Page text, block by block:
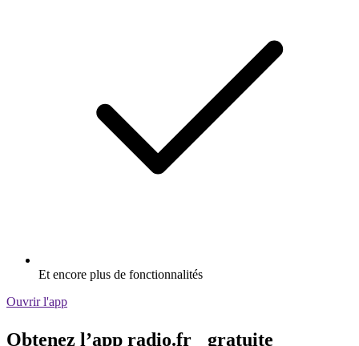
Et encore plus de fonctionnalités
Ouvrir l'app
Obtenez l’app radio.fr gratuite